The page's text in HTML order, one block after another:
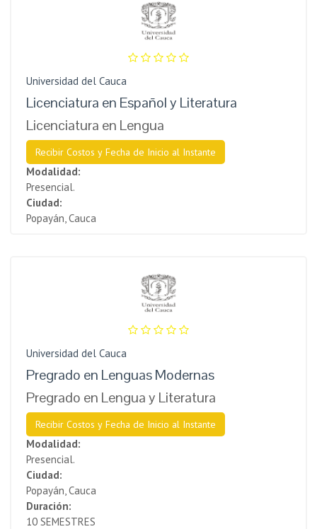
Universidad del Cauca
Licenciatura en Español y Literatura
Licenciatura en Lengua
Recibir Costos y Fecha de Inicio al Instante
Modalidad:
Presencial.
Ciudad:
Popayán, Cauca
Universidad del Cauca
Pregrado en Lenguas Modernas
Pregrado en Lengua y Literatura
Recibir Costos y Fecha de Inicio al Instante
Modalidad:
Presencial.
Ciudad:
Popayán, Cauca
Duración:
10 SEMESTRES